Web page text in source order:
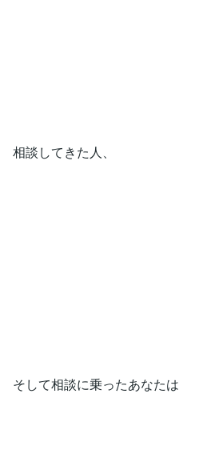
相談してきた人、
そして相談に乗ったあなたは